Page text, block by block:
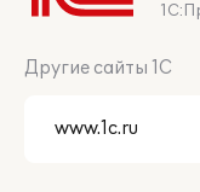
Другие сайты 1С